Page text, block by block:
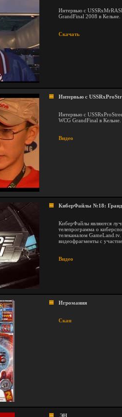
Интервью с
GrandFinal 2008 в Кельне.
Скачать
Интервью с
Интервью с
WCG GrandFinal в Кельне.
Видео
КиберФайлы №18:
КиберФайлы являются
телепрограмма о
телеканалом
видеофрагменты с
Видео
Игромания
Скан
ЭН